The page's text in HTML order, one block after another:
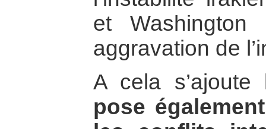
et Washington
aggravation de
A cela
pose